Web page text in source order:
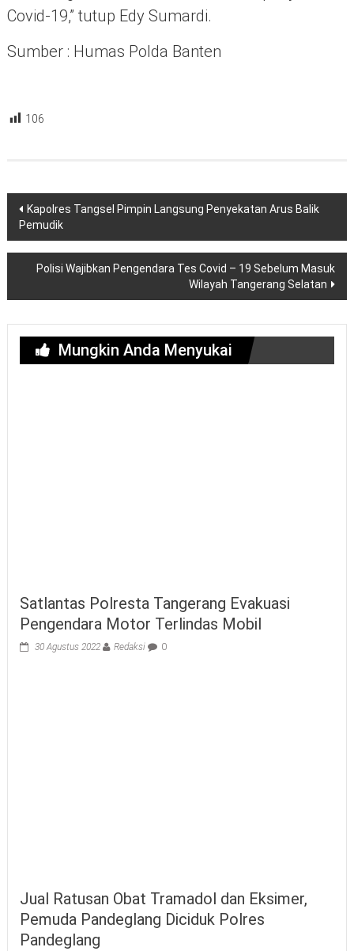
Covid-19,” tutup Edy Sumardi.
Sumber : Humas Polda Banten
106
Navigasi
pos
Kapolres Tangsel Pimpin Langsung Penyekatan Arus Balik
Pemudik
Polisi Wajibkan Pengendara Tes Covid – 19 Sebelum Masuk
Wilayah Tangerang Selatan
Mungkin Anda Menyukai
Satlantas Polresta Tangerang Evakuasi
Pengendara Motor Terlindas Mobil
30 Agustus 2022 Redaksi 0
Jual Ratusan Obat Tramadol dan Eksimer,
Pemuda Pandeglang Diciduk Polres
Pandeglang